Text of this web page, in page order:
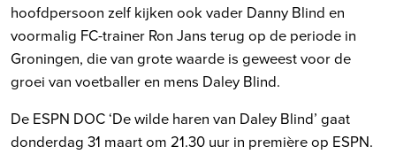
hoofdpersoon zelf kijken ook vader Danny Blind en
voormalig FC-trainer Ron Jans terug op de periode in
Groningen, die van grote waarde is geweest voor de
groei van voetballer en mens Daley Blind.
De ESPN DOC ‘De wilde haren van Daley Blind’ gaat
donderdag 31 maart om 21.30 uur in première op ESPN.